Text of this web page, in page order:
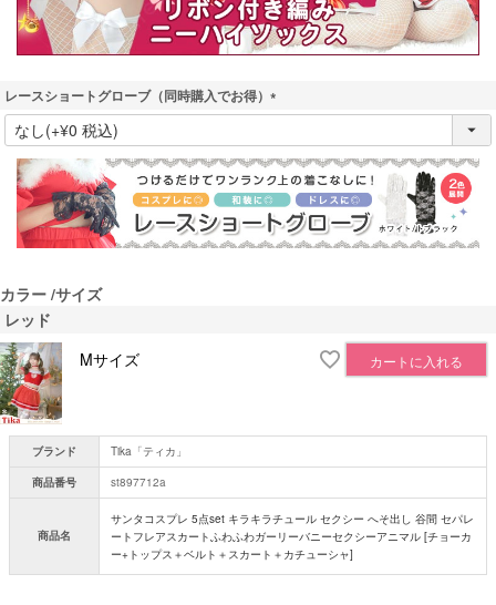
レースショートグローブ（同時購入でお得）
(
必
須
)
カラー サイズ
レッド
Mサイズ
カートに入れる
ブランド
Tika「ティカ」
商品番号
st897712a
商品名
サンタコスプレ 5点set キラキラチュール セクシー へそ出し 谷間 セパレ
ートフレアスカートふわふわガーリーバニーセクシーアニマル [チョーカ
ー+トップス＋ベルト＋スカート＋カチューシャ]